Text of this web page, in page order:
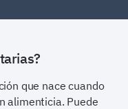
que nace cuando
alimenticia. Puede